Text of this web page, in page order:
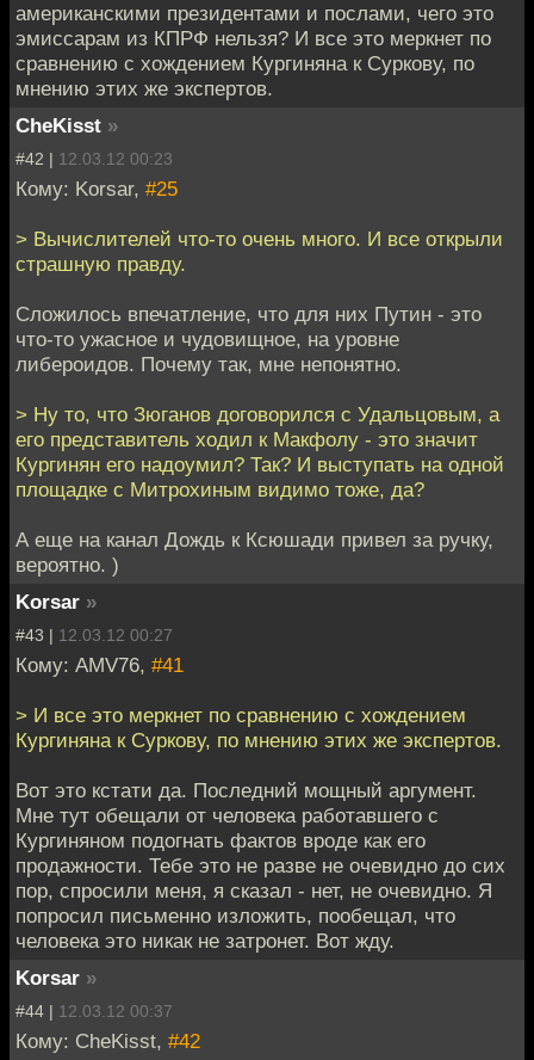
американскими президентами и послами, чего это
эмиссарам из КПРФ нельзя? И все это меркнет по
сравнению с хождением Кургиняна к Суркову, по
мнению этих же экспертов.
CheKisst »
#42 | 12.03.12 00:23
Кому: Korsar, #25
> Вычислителей что-то очень много. И все открыли
страшную правду.
Сложилось впечатление, что для них Путин - это
что-то ужасное и чудовищное, на уровне
либероидов. Почему так, мне непонятно.
> Ну то, что Зюганов договорился с Удальцовым, а
его представитель ходил к Макфолу - это значит
Кургинян его надоумил? Так? И выступать на одной
площадке с Митрохиным видимо тоже, да?
А еще на канал Дождь к Ксюшади привел за ручку,
вероятно. )
Korsar »
#43 | 12.03.12 00:27
Кому: AMV76, #41
> И все это меркнет по сравнению с хождением
Кургиняна к Суркову, по мнению этих же экспертов.
Вот это кстати да. Последний мощный аргумент.
Мне тут обещали от человека работавшего с
Кургиняном подогнать фактов вроде как его
продажности. Тебе это не разве не очевидно до сих
пор, спросили меня, я сказал - нет, не очевидно. Я
попросил письменно изложить, пообещал, что
человека это никак не затронет. Вот жду.
Korsar »
#44 | 12.03.12 00:37
Кому: CheKisst, #42